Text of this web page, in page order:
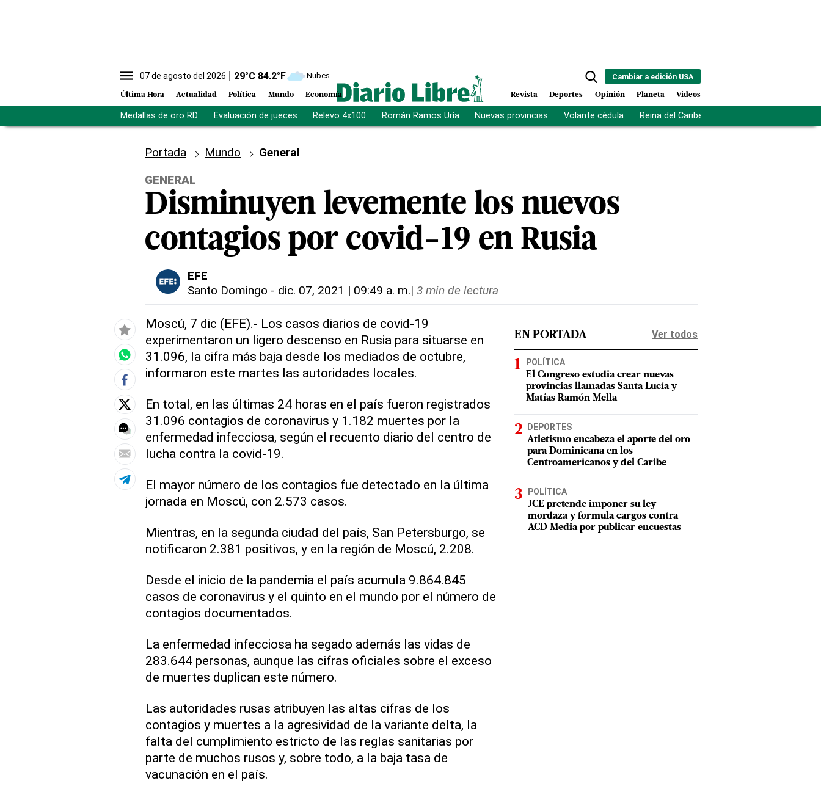
07 de agosto del 2026 29°C 84.2°F Nubes
Última Hora Actualidad Política Mundo Economía
Cambiar a edición USA
Revista Deportes Opinión Planeta Videos
Medallas de oro RD Evaluación de jueces Relevo 4x100 Román Ramos Uría Nuevas provincias Volante cédula Reina del Caribe
Portada Mundo
General
GENERAL
Disminuyen levemente los nuevos
contagios por covid-19 en Rusia
EFE
Santo Domingo - dic. 07, 2021 | 09:49 a. m.| 3 min de lectura
Moscú, 7 dic (EFE).- Los casos diarios de covid-19
experimentaron un ligero descenso en Rusia para situarse en
31.096, la cifra más baja desde los mediados de octubre,
informaron este martes las autoridades locales.
En total, en las últimas 24 horas en el país fueron registrados
31.096 contagios de coronavirus y 1.182 muertes por la
enfermedad infecciosa, según el recuento diario del centro de
lucha contra la covid-19.
El mayor número de los contagios fue detectado en la última
jornada en Moscú, con 2.573 casos.
Mientras, en la segunda ciudad del país, San Petersburgo, se
notificaron 2.381 positivos, y en la región de Moscú, 2.208.
Desde el inicio de la pandemia el país acumula 9.864.845
casos de coronavirus y el quinto en el mundo por el número de
contagios documentados.
La enfermedad infecciosa ha segado además las vidas de
283.644 personas, aunque las cifras oficiales sobre el exceso
de muertes duplican este número.
Las autoridades rusas atribuyen las altas cifras de los
contagios y muertes a la agresividad de la variante delta, la
falta del cumplimiento estricto de las reglas sanitarias por
parte de muchos rusos y, sobre todo, a la baja tasa de
vacunación en el país.
EN PORTADA Ver todos
POLÍTICA
El Congreso estudia crear nuevas
provincias llamadas Santa Lucía y
Matías Ramón Mella
DEPORTES
Atletismo encabeza el aporte del oro
para Dominicana en los
Centroamericanos y del Caribe
POLÍTICA
JCE pretende imponer su ley
mordaza y formula cargos contra
ACD Media por publicar encuestas